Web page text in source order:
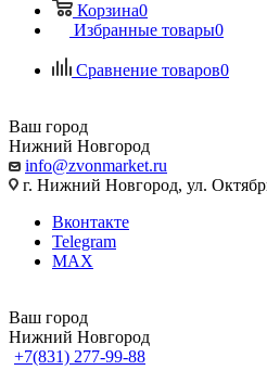
Корзина0
Избранные товары0
Сравнение товаров0
Ваш город
Нижний Новгород
info@zvonmarket.ru
г. Нижний Новгород, ул.
Вконтакте
Telegram
MAX
Ваш город
Нижний Новгород
+7(831) 277-99-88